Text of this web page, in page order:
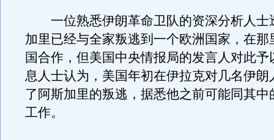
一位熟悉伊朗革命卫队的资深分析人士
加里已经与全家叛逃到一个欧洲国家，在那
国合作，但美国中央情报局的发言人对此予
息人士认为，美国年初在伊拉克对几名伊朗
了阿斯加里的叛逃，据悉他之前可能同其中
工作。